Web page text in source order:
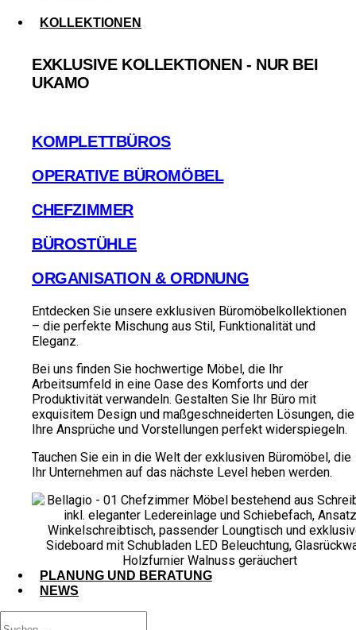
KOLLEKTIONEN
EXKLUSIVE KOLLEKTIONEN - NUR BEI
UKAMO
KOMPLETTBÜROS
OPERATIVE BÜROMÖBEL
CHEFZIMMER
BÜROSTÜHLE
ORGANISATION & ORDNUNG
Entdecken Sie unsere exklusiven Büromöbelkollektionen
– die perfekte Mischung aus Stil, Funktionalität und
Eleganz.
Bei uns finden Sie hochwertige Möbel, die Ihr
Arbeitsumfeld in eine Oase des Komforts und der
Produktivität verwandeln. Gestalten Sie Ihr Büro mit
exquisitem Design und maßgeschneiderten Lösungen, die
Ihre Ansprüche und Vorstellungen perfekt widerspiegeln.
Tauchen Sie ein in die Welt der exklusiven Büromöbel, die
Ihr Unternehmen auf das nächste Level heben werden.
PLANUNG UND BERATUNG
NEWS